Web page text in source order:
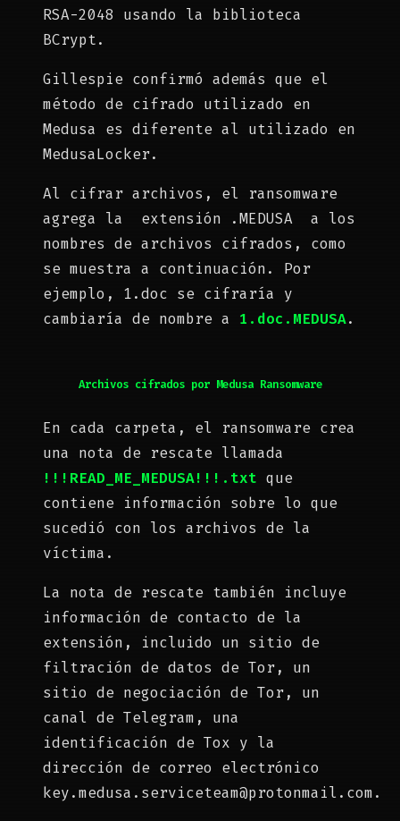
RSA-2048 usando la biblioteca
BCrypt.
Gillespie confirmó además que el
método de cifrado utilizado en
Medusa es diferente al utilizado en
MedusaLocker.
Al cifrar archivos, el ransomware
agrega la extensión .MEDUSA a los
nombres de archivos cifrados, como
se muestra a continuación. Por
ejemplo, 1.doc se cifraría y
cambiaría de nombre a 1.doc.MEDUSA.
Archivos cifrados por Medusa Ransomware
En cada carpeta, el ransomware crea
una nota de rescate llamada
!!!READ_ME_MEDUSA!!!.txt que
contiene información sobre lo que
sucedió con los archivos de la
víctima.
La nota de rescate también incluye
información de contacto de la
extensión, incluido un sitio de
filtración de datos de Tor, un
sitio de negociación de Tor, un
canal de Telegram, una
identificación de Tox y la
dirección de correo electrónico
key.medusa.serviceteam@protonmail.com.